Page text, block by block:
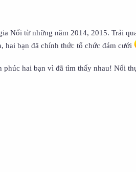
Nối từ những năm 2014, 2015. Trải
hai bạn đã chính thức tổ chức đám cưới
hai bạn vì đã tìm thấy nhau! Nối